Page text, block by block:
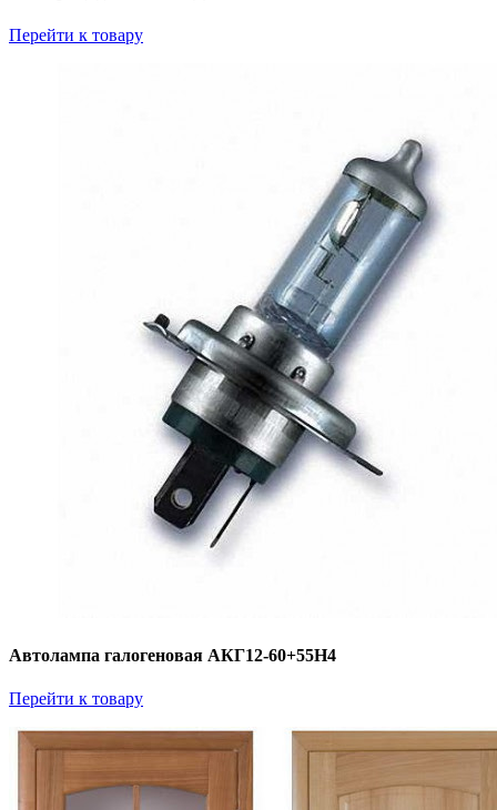
Перейти к товару
Автолампа галогеновая АКГ12-60+55Н4
Перейти к товару